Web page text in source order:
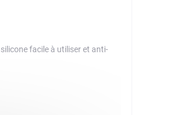
facile à utiliser et anti-